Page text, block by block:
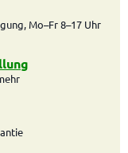
Mo–Fr 8–17 Uhr